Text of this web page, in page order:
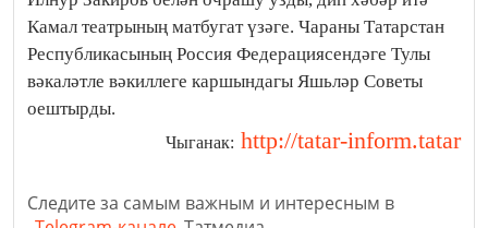
Камал театрының матбугат үзәге. Чараны Татарстан
Республикасының Россия Федерациясендәге Тулы
вәкаләтле вәкиллеге каршындагы Яшьләр Советы
оештырды.
Чыганак: http://tatar-inform.tatar
Следите за самым важным и интересным в